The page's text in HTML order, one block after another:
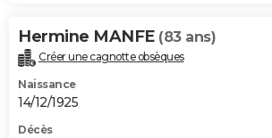
Hermine MANFE (83 ans)
Créer une cagnotte obsèques
Naissance
14/12/1925
Décès